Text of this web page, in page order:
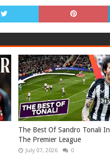
The Best Of Sandro Tonali In
The Premier League
July 07, 2026 0